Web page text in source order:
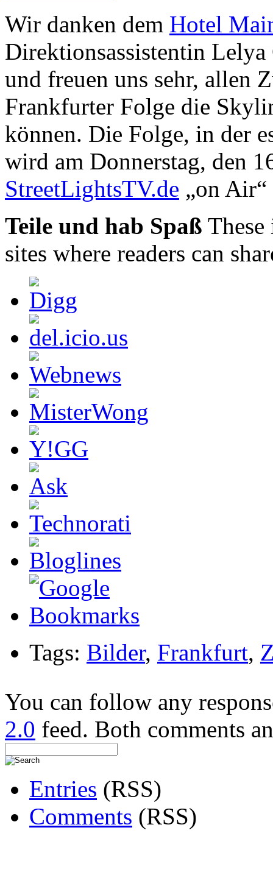
Wir danken dem Hotel
Direktionsassistentin
und freuen uns sehr, allen
Frankfurter Folge die
können. Die Folge, in der
wird am Donnerstag, den
StreetLightsTV.de „on Air“
Teile und hab Spaß
sites where readers can
Tags: Bilder, Frankfurt,
You can follow any
2.0 feed. Both comments
Entries (RSS)
Comments (RSS)